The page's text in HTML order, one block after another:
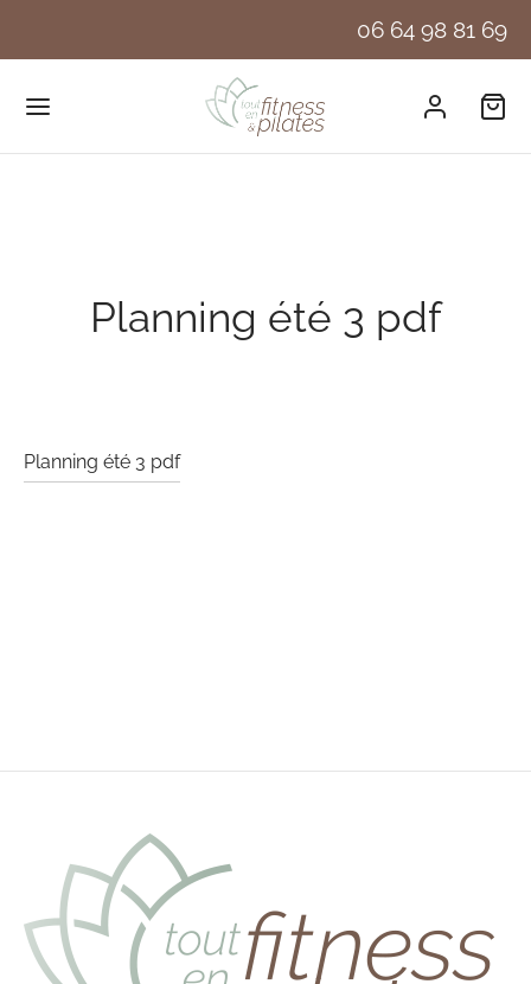
06 64 98 81 69
Planning été 3 pdf
Planning été 3 pdf